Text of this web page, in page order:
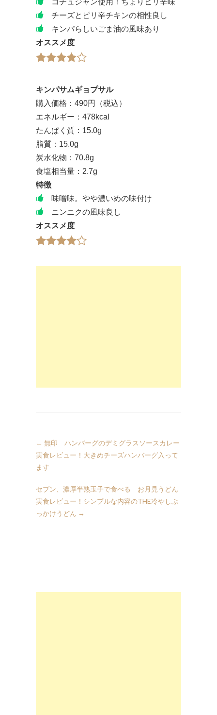
チーズとピリ辛チキンの相性良し
キンパらしいごま油の風味あり
オススメ度
キンパサムギョプサル
購入価格：490円（税込）
エネルギー：478kcal
たんぱく質：15.0g
脂質：15.0g
炭水化物：70.8g
食塩相当量：2.7g
特徴
味噌味。やや濃いめの味付け
ニンニクの風味良し
オススメ度
← 無印 ハンバーグのデミグラスソースカレー
実食レビュー！大きめチーズハンバーグ入って
ます
セブン、濃厚半熟玉子で食べる お月見うどん
実食レビュー！シンプルな内容のTHE冷やしぶ
っかけうどん →